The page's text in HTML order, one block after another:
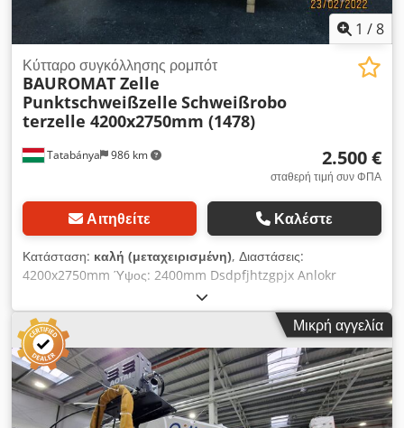
1 /8
Tatabánya 986 km
Κύτταρο συγκόλλησης ρομπότ
BAUROMAT Zelle
Punktschweißzelle Schweißrobo
terzelle 4200x2750mm (1478)
2.500 €
σταθερή τιμή συν ΦΠΑ
Αιτηθείτε Καλέστε
Κατάσταση: καλή (μεταχειρισμένη), Διαστάσεις:
4200x2750mm Ύψος: 2400mm Dsdpfjhtzgpjx Anlokr
Μικρή αγγελία